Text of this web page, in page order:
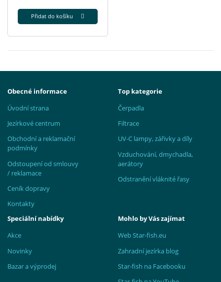
Přidat do košíku
Obecné informace
Úvodní strana
Jezírkové centrum
Obchodní a reklamační
podmínky
Odstoupení od smlouvy
/ reklamace
Ceník dopravy
Kontakty
Top kategorie
Čerpadla
Filtrace
UV-C lampy, zářivky a díly
Vzduchování, dmychadla,
aerátory
Odstranění vláknité řasy
Speciální nabídky
Akce
Novinky
Bazar a výprodej
Mohlo by Vás zajímat
Web Star-fish.eu
Zahradní jezírka blog
Star-fish na Facebooku